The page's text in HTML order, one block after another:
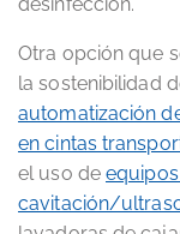
Otra opción que
la sostenibilidad
automatización
en cintas
el uso de
cavitación/